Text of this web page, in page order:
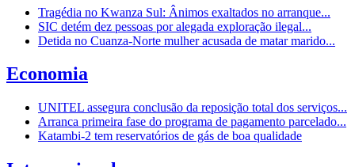
Tragédia no Kwanza Sul: Ânimos exaltados no arranque...
SIC detém dez pessoas por alegada exploração ilegal...
Detida no Cuanza-Norte mulher acusada de matar marido...
Economia
UNITEL assegura conclusão da reposição total dos serviços...
Arranca primeira fase do programa de pagamento parcelado...
Katambi-2 tem reservatórios de gás de boa qualidade